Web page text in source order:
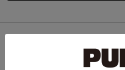
他のサイトIDで新規会員登録